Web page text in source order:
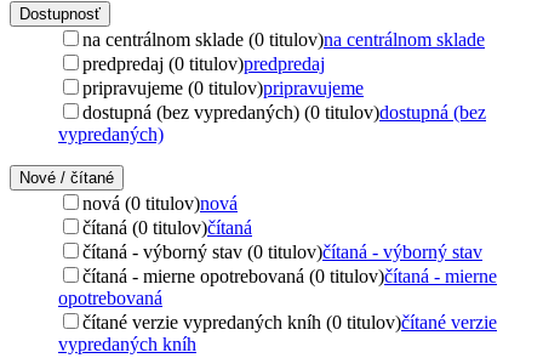
Dostupnosť
na centrálnom sklade (0 titulov)na centrálnom sklade
predpredaj (0 titulov)predpredaj
pripravujeme (0 titulov)pripravujeme
dostupná (bez vypredaných) (0 titulov)dostupná (bez
vypredaných)
Nové / čítané
nová (0 titulov)nová
čítaná (0 titulov)čítaná
čítaná - výborný stav (0 titulov)čítaná - výborný stav
čítaná - mierne opotrebovaná (0 titulov)čítaná - mierne
opotrebovaná
čítané verzie vypredaných kníh (0 titulov)čítané verzie
vypredaných kníh